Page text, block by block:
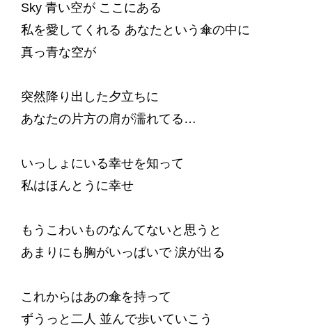
Sky 青い空が ここにある
私を愛してくれる あなたという傘の中に
真っ青な空が
突然降り出した夕立ちに
あなたの片方の肩が濡れてる…
いっしょにいる幸せを知って
私はほんとうに幸せ
もうこわいものなんてないと思うと
あまりにも胸がいっぱいで 涙が出る
これからはあの傘を持って
ずうっと二人 並んで歩いていこう